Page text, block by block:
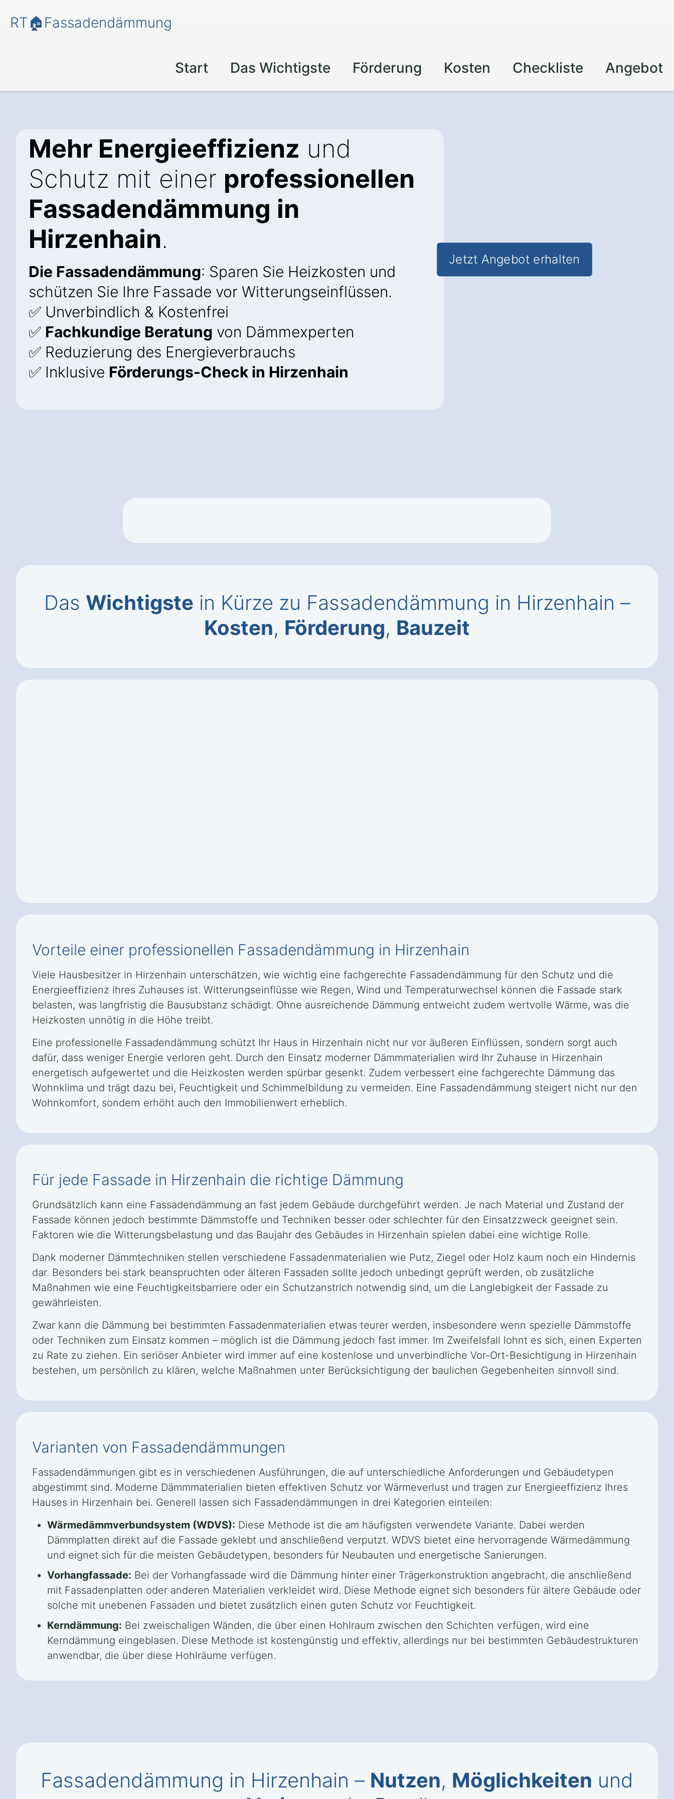
RT🏠Fassadendämmung
Start Das Wichtigste Förderung Kosten Checkliste Angebot
Mehr Energieeffizienz und
Schutz mit einer professionellen
Fassadendämmung in
Hirzenhain.
Die Fassadendämmung: Sparen Sie Heizkosten und
schützen Sie Ihre Fassade vor Witterungseinflüssen.
✅ Unverbindlich & Kostenfrei
✅ Fachkundige Beratung von Dämmexperten
✅ Reduzierung des Energieverbrauchs
✅ Inklusive Förderungs-Check in Hirzenhain
Jetzt Angebot erhalten
Das Wichtigste in Kürze zu Fassadendämmung in Hirzenhain –
Kosten, Förderung, Bauzeit
Vorteile einer professionellen Fassadendämmung in Hirzenhain
Viele Hausbesitzer in Hirzenhain unterschätzen, wie wichtig eine fachgerechte Fassadendämmung für den Schutz und die
Energieeffizienz ihres Zuhauses ist. Witterungseinflüsse wie Regen, Wind und Temperaturwechsel können die Fassade stark
belasten, was langfristig die Bausubstanz schädigt. Ohne ausreichende Dämmung entweicht zudem wertvolle Wärme, was die
Heizkosten unnötig in die Höhe treibt.
Eine professionelle Fassadendämmung schützt Ihr Haus in Hirzenhain nicht nur vor äußeren Einflüssen, sondern sorgt auch
dafür, dass weniger Energie verloren geht. Durch den Einsatz moderner Dämmmaterialien wird Ihr Zuhause in Hirzenhain
energetisch aufgewertet und die Heizkosten werden spürbar gesenkt. Zudem verbessert eine fachgerechte Dämmung das
Wohnklima und trägt dazu bei, Feuchtigkeit und Schimmelbildung zu vermeiden. Eine Fassadendämmung steigert nicht nur den
Wohnkomfort, sondern erhöht auch den Immobilienwert erheblich.
Für jede Fassade in Hirzenhain die richtige Dämmung
Grundsätzlich kann eine Fassadendämmung an fast jedem Gebäude durchgeführt werden. Je nach Material und Zustand der
Fassade können jedoch bestimmte Dämmstoffe und Techniken besser oder schlechter für den Einsatzzweck geeignet sein.
Faktoren wie die Witterungsbelastung und das Baujahr des Gebäudes in Hirzenhain spielen dabei eine wichtige Rolle.
Dank moderner Dämmtechniken stellen verschiedene Fassadenmaterialien wie Putz, Ziegel oder Holz kaum noch ein Hindernis
dar. Besonders bei stark beanspruchten oder älteren Fassaden sollte jedoch unbedingt geprüft werden, ob zusätzliche
Maßnahmen wie eine Feuchtigkeitsbarriere oder ein Schutzanstrich notwendig sind, um die Langlebigkeit der Fassade zu
gewährleisten.
Zwar kann die Dämmung bei bestimmten Fassadenmaterialien etwas teurer werden, insbesondere wenn spezielle Dämmstoffe
oder Techniken zum Einsatz kommen – möglich ist die Dämmung jedoch fast immer. Im Zweifelsfall lohnt es sich, einen Experten
zu Rate zu ziehen. Ein seriöser Anbieter wird immer auf eine kostenlose und unverbindliche Vor-Ort-Besichtigung in Hirzenhain
bestehen, um persönlich zu klären, welche Maßnahmen unter Berücksichtigung der baulichen Gegebenheiten sinnvoll sind.
Varianten von Fassadendämmungen
Fassadendämmungen gibt es in verschiedenen Ausführungen, die auf unterschiedliche Anforderungen und Gebäudetypen
abgestimmt sind. Moderne Dämmmaterialien bieten effektiven Schutz vor Wärmeverlust und tragen zur Energieeffizienz Ihres
Hauses in Hirzenhain bei. Generell lassen sich Fassadendämmungen in drei Kategorien einteilen:
Wärmedämmverbundsystem (WDVS): Diese Methode ist die am häufigsten verwendete Variante. Dabei werden
Dämmplatten direkt auf die Fassade geklebt und anschließend verputzt. WDVS bietet eine hervorragende Wärmedämmung
und eignet sich für die meisten Gebäudetypen, besonders für Neubauten und energetische Sanierungen.
Vorhangfassade: Bei der Vorhangfassade wird die Dämmung hinter einer Trägerkonstruktion angebracht, die anschließend
mit Fassadenplatten oder anderen Materialien verkleidet wird. Diese Methode eignet sich besonders für ältere Gebäude oder
solche mit unebenen Fassaden und bietet zusätzlich einen guten Schutz vor Feuchtigkeit.
Kerndämmung: Bei zweischaligen Wänden, die über einen Hohlraum zwischen den Schichten verfügen, wird eine
Kerndämmung eingeblasen. Diese Methode ist kostengünstig und effektiv, allerdings nur bei bestimmten Gebäudestrukturen
anwendbar, die über diese Hohlräume verfügen.
Fassadendämmung in Hirzenhain – Nutzen, Möglichkeiten und